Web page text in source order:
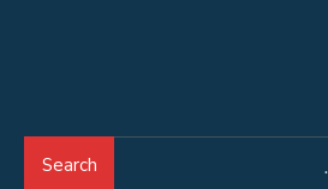
Search